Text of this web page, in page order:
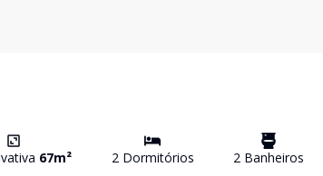
67m² 2Dormitórios 2 Banheiros